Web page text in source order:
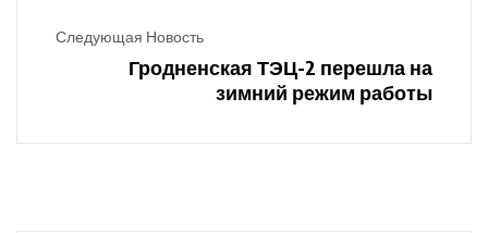
Следующая Новость
Гродненская ТЭЦ-2 перешла на
зимний режим работы